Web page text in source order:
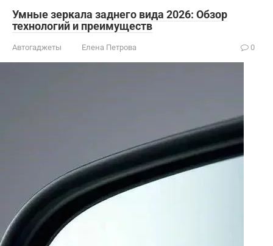
Умные зеркала заднего вида 2026: Обзор
технологий и преимуществ
Автогаджеты Елена Петрова 0